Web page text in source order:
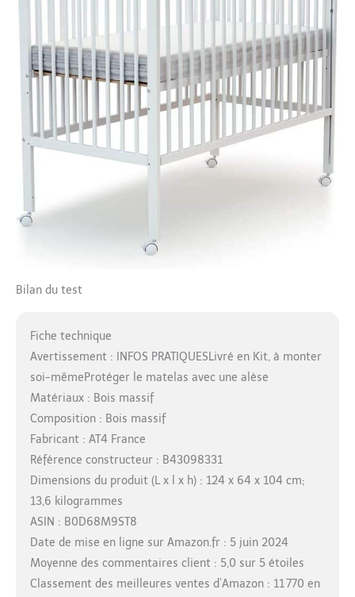
Bilan du test
Fiche technique
Avertissement : INFOS PRATIQUESLivré en Kit, à monter
soi-mêmeProtéger le matelas avec une alèse
Matériaux : Bois massif
Composition : Bois massif
Fabricant : AT4 France
Référence constructeur : B43098331
Dimensions du produit (L x l x h) : 124 x 64 x 104 cm;
13,6 kilogrammes
ASIN : B0D68M9ST8
Date de mise en ligne sur Amazon.fr : 5 juin 2024
Moyenne des commentaires client : 5,0 sur 5 étoiles
Classement des meilleures ventes d’Amazon : 11 770 en